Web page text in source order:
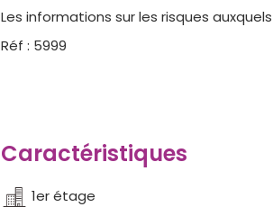
Les informations sur les risques
Réf : 5999
Caractéristiques
1er étage